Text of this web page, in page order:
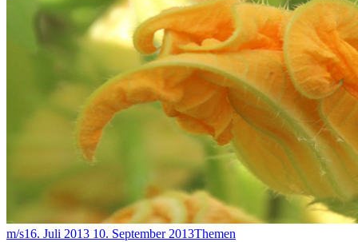
m/s16. Juli 2013 10. September 2013Themen